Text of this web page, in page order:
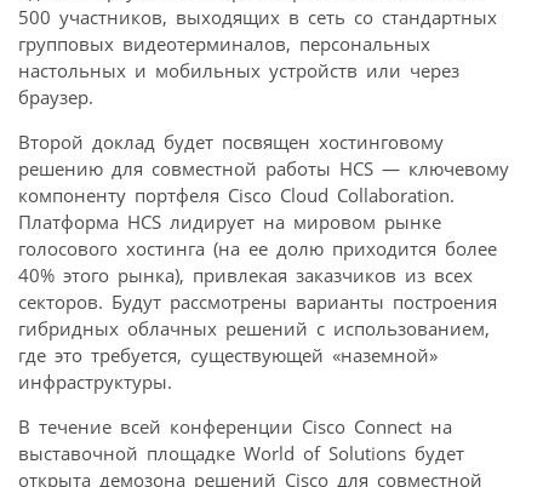
500 участников, выходящих в сеть со стандартных
групповых видеотерминалов, персональных
настольных и мобильных устройств или через
браузер.
Второй доклад будет посвящен хостинговому
решению для совместной работы HCS — ключевому
компоненту портфеля Cisco Cloud Collaboration.
Платформа HCS лидирует на мировом рынке
голосового хостинга (на ее долю приходится более
40% этого рынка), привлекая заказчиков из всех
секторов. Будут рассмотрены варианты построения
гибридных облачных решений с использованием,
где это требуется, существующей «наземной»
инфраструктуры.
В течение всей конференции Cisco Connect на
выставочной площадке World of Solutions будет
открыта демозона решений Cisco для совместной